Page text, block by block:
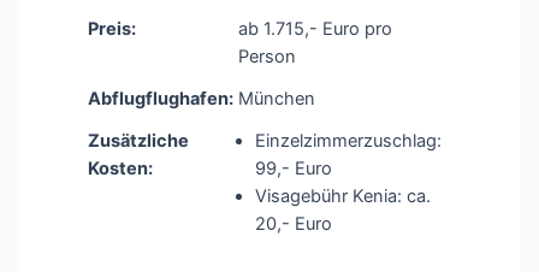
Preis:
ab 1.715,- Euro pro
Person
Abflugflughafen: München
Zusätzliche
Kosten:
Einzelzimmerzuschlag:
99,- Euro
Visagebühr Kenia: ca.
20,- Euro